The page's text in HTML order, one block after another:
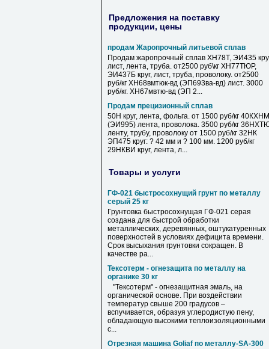
Предложения на поставку
продукции, цены
продам Жаропрочный литьевой сплав
Продам жаропрочный сплав ХН78Т, ЭИ435
лист, лента, труба. от2500 руб\кг ХН77ТЮР,
ЭИ437Б круг, лист, труба, проволоку. от2500
руб/кг ХН68вмтюк-вд (ЭП693ва-вд) лист. 3000
руб/кг. ХН67мвтю-вд (ЭП 2...
Продам прецизионный сплав
50Н круг, лента, фольга. от 1500 руб/кг 40КХНМ
(ЭИ995) лента, проволока. 3500 руб/кг
ленту, трубу, проволоку от 1500 руб/кг 32НК
ЭП475 круг: ? 42 мм и ? 100 мм. 1200 руб/кг
29НКВИ круг, лента, л...
Товары и услуги
ГФ-021 быстросохнущий грунт по металлу
серый 25 кг
Грунтовка быстросохнущая ГФ-021 серая
создана для быстрой обработки
металлических, деревянных, оштукатуренных
поверхностей в условиях дефицита времени.
Срок высыхания грунтовки сокращен. В
качестве ра...
Тексотерм - огнезащита по металлу на
органике 30 кг
"Тексотерм" - огнезащитная эмаль, на
органической основе. При воздействии
температур свыше 200 градусов –
вспучивается, образуя углеродистую пену,
обладающую высокими теплоизоляционными
с...
Отрезная машина Goliaf по металлу-SA-300